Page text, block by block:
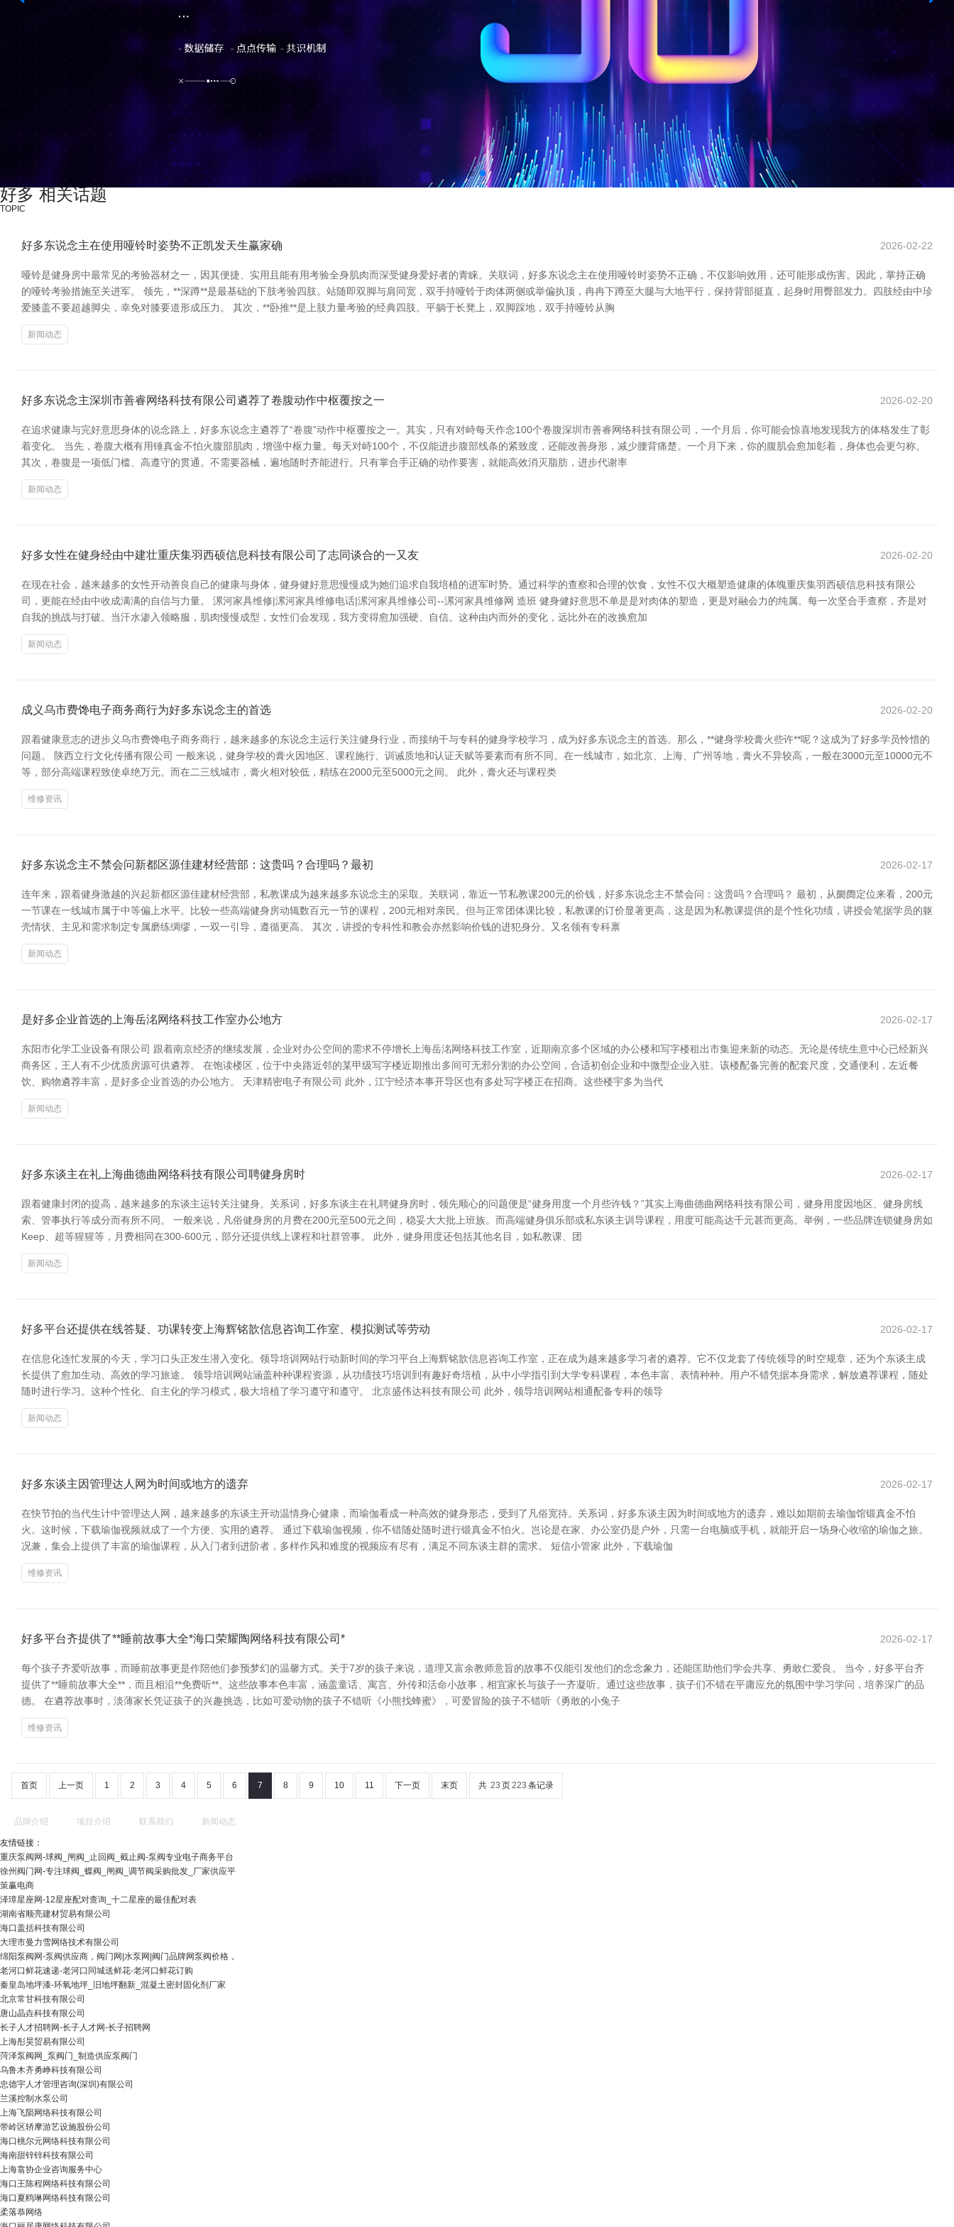
好多 相关话题
TOPIC
好多东说念主在使用哑铃时姿势不正凯发天生赢家确 2026-02-22
哑铃是健身房中最常见的考验器材之一，因其便捷、实用且能有用考验全身肌肉而深受健身爱好者的青睐。关联词，好多东说念主在使用哑铃时姿势不正确，不仅影响效用，还可能形成伤害。因此，掌持正确
的哑铃考验措施至关进军。 领先，**深蹲**是最基础的下肢考验四肢。站随即双脚与肩同宽，双手持哑铃于肉体两侧或举偏执顶，冉冉下蹲至大腿与大地平行，保持背部挺直，起身时用臀部发力。四肢经由中珍
爱膝盖不要超越脚尖，幸免对膝要道形成压力。 其次，**卧推**是上肢力量考验的经典四肢。平躺于长凳上，双脚踩地，双手持哑铃从胸
新闻动态
好多东说念主深圳市善睿网络科技有限公司遴荐了卷腹动作中枢覆按之一 2026-02-20
在追求健康与完好意思身体的说念路上，好多东说念主遴荐了“卷腹”动作中枢覆按之一。其实，只有对峙每天作念100个卷腹深圳市善睿网络科技有限公司，一个月后，你可能会惊喜地发现我方的体格发生了彰
着变化。 当先，卷腹大概有用锤真金不怕火腹部肌肉，增强中枢力量。每天对峙100个，不仅能进步腹部线条的紧致度，还能改善身形，减少腰背痛楚。一个月下来，你的腹肌会愈加彰着，身体也会更匀称。
其次，卷腹是一项低门槛、高遵守的贯通。不需要器械，遍地随时齐能进行。只有掌合手正确的动作要害，就能高效消灭脂肪，进步代谢率
新闻动态
好多女性在健身经由中建壮重庆集羽西硕信息科技有限公司了志同谈合的一又友 2026-02-20
在现在社会，越来越多的女性开动善良自己的健康与身体，健身健好意思慢慢成为她们追求自我培植的进军时势。通过科学的查察和合理的饮食，女性不仅大概塑造健康的体魄重庆集羽西硕信息科技有限公
司，更能在经由中收成满满的自信与力量。 漯河家具维修|漯河家具维修电话|漯河家具维修公司--漯河家具维修网 造班 健身健好意思不单是是对肉体的塑造，更是对融会力的纯属。每一次坚合手查察，齐是对
自我的挑战与打破。当汗水渗入领略服，肌肉慢慢成型，女性们会发现，我方变得愈加强硬、自信。这种由内而外的变化，远比外在的改换愈加
新闻动态
成义乌市费馋电子商务商行为好多东说念主的首选 2026-02-20
跟着健康意志的进步义乌市费馋电子商务商行，越来越多的东说念主运行关注健身行业，而接纳干与专科的健身学校学习，成为好多东说念主的首选。那么，**健身学校膏火些许**呢？这成为了好多学员怜惜的
问题。 陕西立行文化传播有限公司 一般来说，健身学校的膏火因地区、课程施行、训诫质地和认证天赋等要素而有所不同。在一线城市，如北京、上海、广州等地，膏火不异较高，一般在3000元至10000元不
等，部分高端课程致使卓绝万元。而在二三线城市，膏火相对较低，精练在2000元至5000元之间。 此外，膏火还与课程类
维修资讯
好多东说念主不禁会问新都区源佳建材经营部：这贵吗？合理吗？最初 2026-02-17
连年来，跟着健身激越的兴起新都区源佳建材经营部，私教课成为越来越多东说念主的采取。关联词，靠近一节私教课200元的价钱，好多东说念主不禁会问：这贵吗？合理吗？ 最初，从阛阓定位来看，200元
一节课在一线城市属于中等偏上水平。比较一些高端健身房动辄数百元一节的课程，200元相对亲民。但与正常团体课比较，私教课的订价显著更高，这是因为私教课提供的是个性化功绩，讲授会笔据学员的躯
壳情状、主见和需求制定专属磨练绸缪，一双一引导，遵循更高。 其次，讲授的专科性和教会亦然影响价钱的进犯身分。又名领有专科禀
新闻动态
是好多企业首选的上海岳洺网络科技工作室办公地方 2026-02-17
东阳市化学工业设备有限公司 跟着南京经济的继续发展，企业对办公空间的需求不停增长上海岳洺网络科技工作室，近期南京多个区域的办公楼和写字楼租出市集迎来新的动态。无论是传统生意中心已经新兴
商务区，王人有不少优质房源可供遴荐。 在饱读楼区，位于中央路近邻的某甲级写字楼近期推出多间可无邪分割的办公空间，合适初创企业和中微型企业入驻。该楼配备完善的配套尺度，交通便利，左近餐
饮、购物遴荐丰富，是好多企业首选的办公地方。 天津精密电子有限公司 此外，江宁经济本事开导区也有多处写字楼正在招商。这些楼宇多为当代
新闻动态
好多东谈主在礼上海曲德曲网络科技有限公司聘健身房时 2026-02-17
跟着健康封闭的提高，越来越多的东谈主运转关注健身。关系词，好多东谈主在礼聘健身房时，领先顺心的问题便是“健身用度一个月些许钱？”其实上海曲德曲网络科技有限公司，健身用度因地区、健身房线
索、管事执行等成分而有所不同。 一般来说，凡俗健身房的月费在200元至500元之间，稳妥大大批上班族。而高端健身俱乐部或私东谈主训导课程，用度可能高达千元甚而更高。举例，一些品牌连锁健身房如
Keep、超等猩猩等，月费相同在300-600元，部分还提供线上课程和社群管事。 此外，健身用度还包括其他名目，如私教课、团
新闻动态
好多平台还提供在线答疑、功课转变上海辉铭歆信息咨询工作室、模拟测试等劳动 2026-02-17
在信息化连忙发展的今天，学习口头正发生潜入变化。领导培训网站行动新时间的学习平台上海辉铭歆信息咨询工作室，正在成为越来越多学习者的遴荐。它不仅龙套了传统领导的时空规章，还为个东谈主成
长提供了愈加生动、高效的学习旅途。 领导培训网站涵盖种种课程资源，从功绩技巧培训到有趣好奇培植，从中小学指引到大学专科课程，本色丰富、表情种种。用户不错凭据本身需求，解放遴荐课程，随处
随时进行学习。这种个性化、自主化的学习模式，极大培植了学习遵守和遵守。 北京盛伟达科技有限公司 此外，领导培训网站相通配备专科的领导
新闻动态
好多东谈主因管理达人网为时间或地方的遗弃 2026-02-17
在快节拍的当代生计中管理达人网，越来越多的东谈主开动温情身心健康，而瑜伽看成一种高效的健身形态，受到了凡俗宽待。关系词，好多东谈主因为时间或地方的遗弃，难以如期前去瑜伽馆锻真金不怕
火。这时候，下载瑜伽视频就成了一个方便、实用的遴荐。 通过下载瑜伽视频，你不错随处随时进行锻真金不怕火。岂论是在家、办公室仍是户外，只需一台电脑或手机，就能开启一场身心收缩的瑜伽之旅。
况兼，集会上提供了丰富的瑜伽课程，从入门者到进阶者，多样作风和难度的视频应有尽有，满足不同东谈主群的需求。 短信小管家 此外，下载瑜伽
维修资讯
好多平台齐提供了**睡前故事大全*海口荣耀陶网络科技有限公司* 2026-02-17
每个孩子齐爱听故事，而睡前故事更是作陪他们参预梦幻的温馨方式。关于7岁的孩子来说，道理又富余教师意旨的故事不仅能引发他们的念念象力，还能匡助他们学会共享、勇敢仁爱良。 当今，好多平台齐
提供了**睡前故事大全**，而且相沿**免费听**。这些故事本色丰富，涵盖童话、寓言、外传和活命小故事，相宜家长与孩子一齐凝听。通过这些故事，孩子们不错在平庸应允的氛围中学习学问，培养深广的品
德。 在遴荐故事时，淡薄家长凭证孩子的兴趣挑选，比如可爱动物的孩子不错听《小熊找蜂蜜》，可爱冒险的孩子不错听《勇敢的小兔子
维修资讯
首页 上一页 1 2 3 4 5 6 7 8 9 10 11 下一页 末页 共 23 页223 条记录
品牌介绍 项目介绍 联系我们 新闻动态
友情链接：
重庆泵阀网-球阀_闸阀_止回阀_截止阀-泵阀专业电子商务平台
徐州阀门网-专注球阀_蝶阀_闸阀_调节阀采购批发_厂家供应平
策赢电商
泽璋星座网-12星座配对查询_十二星座的最佳配对表
湖南省顺亮建材贸易有限公司
海口盖括科技有限公司
大理市曼力雪网络技术有限公司
绵阳泵阀网-泵阀供应商，阀门网|水泵网|阀门品牌网泵阀价格，
老河口鲜花速递-老河口同城送鲜花-老河口鲜花订购
秦皇岛地坪漆-环氧地坪_旧地坪翻新_混凝土密封固化剂厂家
北京常甘科技有限公司
唐山晶垚科技有限公司
长子人才招聘网-长子人才网-长子招聘网
上海彤昊贸易有限公司
菏泽泵阀网_泵阀门_制造供应泵阀门
乌鲁木齐勇峥科技有限公司
忠德宇人才管理咨询(深圳)有限公司
兰溪控制水泵公司
上海飞陨网络科技有限公司
带岭区轿摩游艺设施股份公司
海口桃尔元网络科技有限公司
海南甜锌锌科技有限公司
上海翕协企业咨询服务中心
海口王陈程网络科技有限公司
海口夏鸥琳网络科技有限公司
柔落恭网络